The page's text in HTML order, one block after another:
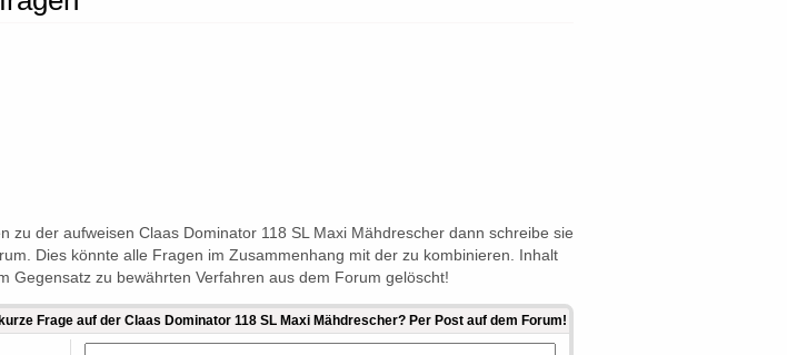
zu der aufweisen Claas Dominator 118 SL Maxi Mähdrescher dann schreibe sie
Dies könnte alle Fragen im Zusammenhang mit der zu kombinieren. Inhalt
Gegensatz zu bewährten Verfahren aus dem Forum gelöscht!
Frage auf der Claas Dominator 118 SL Maxi Mähdrescher? Per Post auf dem Forum!